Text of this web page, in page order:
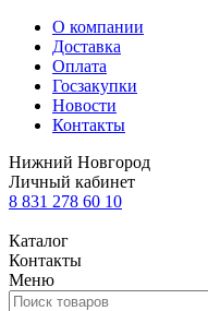
О компании
Доставка
Оплата
Госзакупки
Новости
Контакты
Нижний Новгород
Личный кабинет
8 831 278 60 10
Каталог
Контакты
Меню